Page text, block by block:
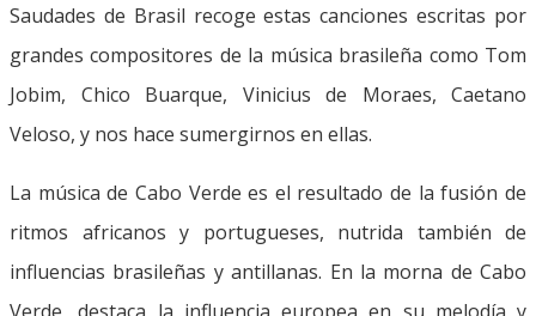
Saudades de Brasil recoge estas canciones escritas por
grandes compositores de la música brasileña como Tom
Jobim, Chico Buarque, Vinicius de Moraes, Caetano
Veloso, y nos hace sumergirnos en ellas.
La música de Cabo Verde es el resultado de la fusión de
ritmos africanos y portugueses, nutrida también de
influencias brasileñas y antillanas. En la morna de Cabo